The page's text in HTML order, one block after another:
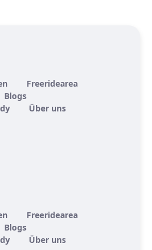
Freeridearea
Blogs
Über uns
Freeridearea
Blogs
Über uns